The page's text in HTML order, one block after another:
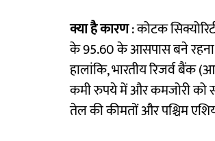
क्या है कारण: कोटक
के 95.60 के आसपास बने रहना,
हालांकि, भारतीय रिजर्व
कमी रुपये में और कमजोरी को
तेल की कीमतों और पश्चिम